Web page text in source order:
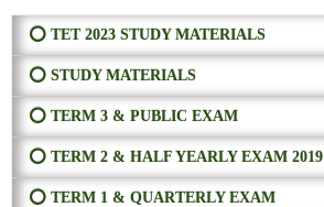
⭕ TET 2023 STUDY MATERIALS
⭕ STUDY MATERIALS
⭕ TERM 3 & PUBLIC EXAM
⭕ TERM 2 & HALF YEARLY EXAM 2019
⭕ TERM 1 & QUARTERLY EXAM